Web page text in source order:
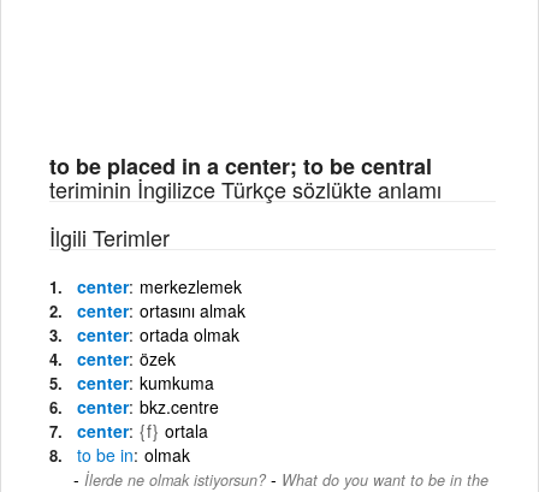
to be placed in a center; to be central
teriminin İngilizce Türkçe sözlükte anlamı
İlgili Terimler
center merkezlemek
center ortasını almak
center ortada olmak
center özek
center kumkuma
center bkz.centre
center {f} ortala
to be in olmak
İlerde ne olmak istiyorsun? - What do you want to be in the